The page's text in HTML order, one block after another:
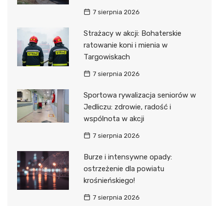
7 sierpnia 2026
Strażacy w akcji: Bohaterskie
ratowanie koni i mienia w
Targowiskach
7 sierpnia 2026
Sportowa rywalizacja seniorów w
Jedliczu: zdrowie, radość i
wspólnota w akcji
7 sierpnia 2026
Burze i intensywne opady:
ostrzeżenie dla powiatu
krośnieńskiego!
7 sierpnia 2026